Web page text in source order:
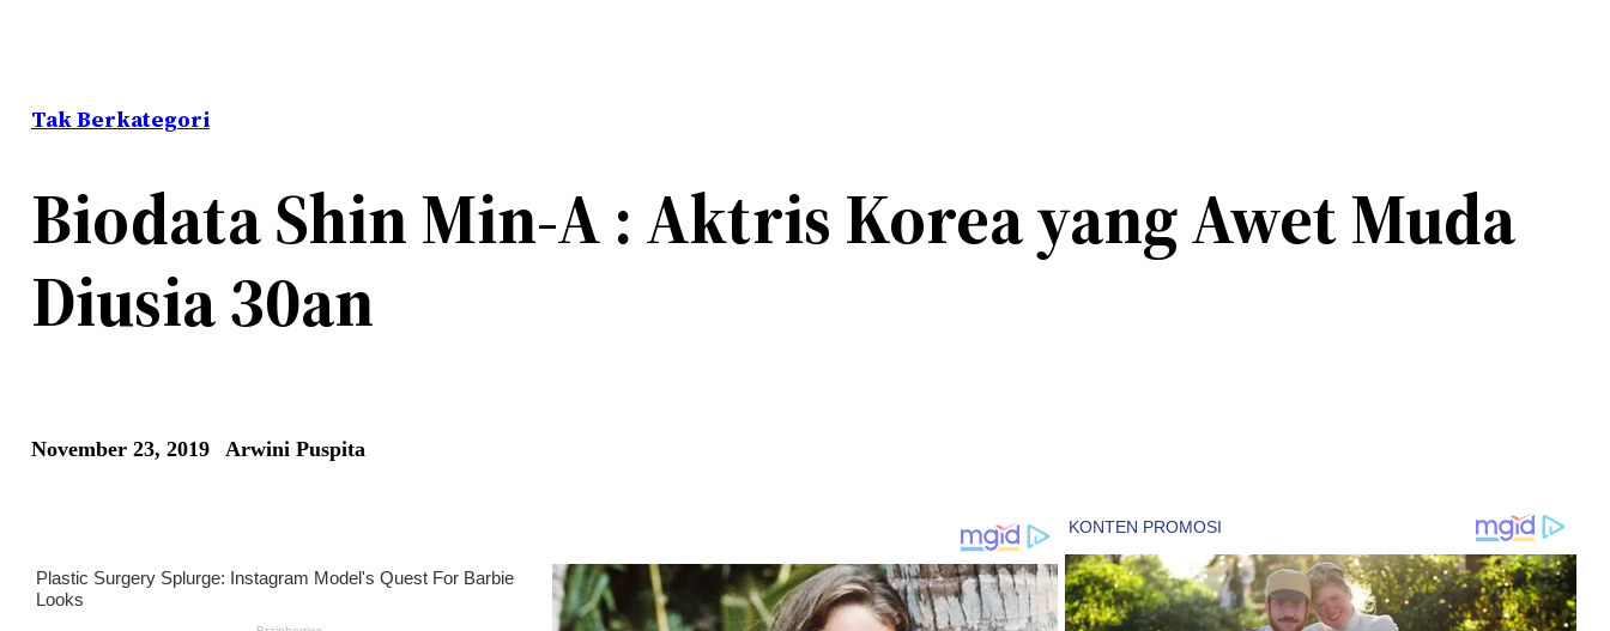
Tak Berkategori
Biodata Shin Min-A : Aktris Korea yang Awet Muda
Diusia 30an
November 23, 2019 Arwini Puspita